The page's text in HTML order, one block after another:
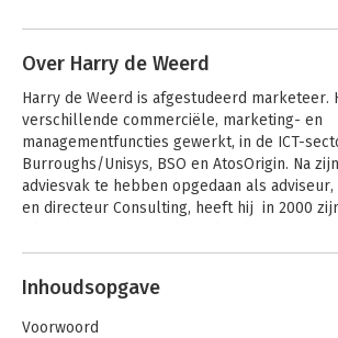
beoordeling van
bedrijfssituaties en
Anbeek heeft samen
Weerd het curriculum
Consulting Academy
voert regelmatig
Geweldige Leiders
Bekijk alle boeken
haar facetten boeien Patrick zeer. Patrick is
Institute. Patrick is een boeiend spreker in
Nederlands, Vlaams, Frans, als in het Engels.
Lybaert
Over Harry de Weerd
Harry de Weerd is afgestudeerd marketeer.
verschillende commerciële, marketing- en
managementfuncties gewerkt, in de ICT-
Burroughs/Unisys, BSO en AtosOrigin. Na
adviesvak te hebben opgedaan als
en directeur Consulting, heeft hij  in 2000
voorstellen).
De Weerd is partner in ELF en was als
werkzaam in de vakgebieden strategie,
Andere boeken door
Weerd
Inhoudsopgave
Voorwoord